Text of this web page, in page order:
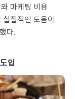
마케팅 비용
질적인 도움이
다.
입